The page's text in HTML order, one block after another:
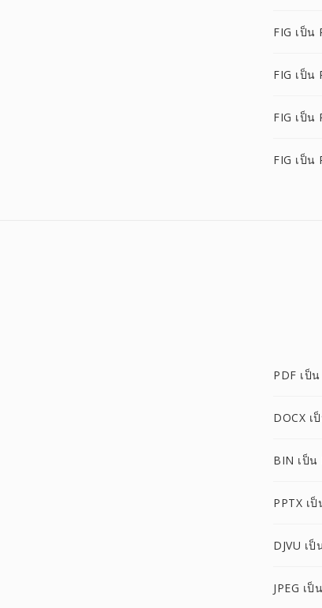
FIG เป็น
FIG เป็น
FIG เป็น
FIG เป็น
PDF เป็
DOCX เ
BIN เป็น
PPTX เ
DJVU เ
JPEG เป็